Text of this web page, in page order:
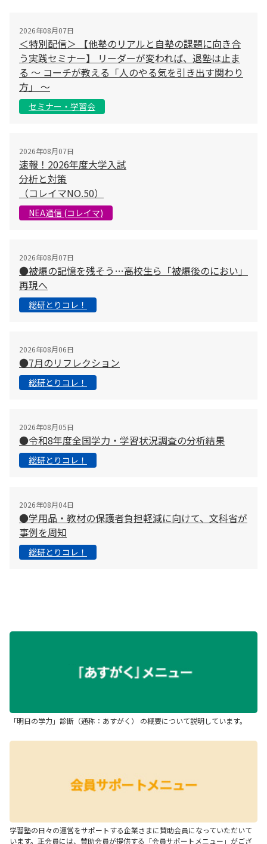
2026年08月07日
＜特別配信＞ 【他塾のリアルと自塾の課題に向き合
う実践セミナー】 リーダーが変われば、退塾は止ま
る 〜 コーチが教える「人のやる気を引き出す関わり
方」 〜
セミナー・学習会
2026年08月07日
速報！2026年度大学入試
分析と対策
（コレイマNO.50）
NEA通信 (コレイマ)
2026年08月07日
●被爆の記憶を残そう…高校生ら「被爆後のにおい」
再現へ
総研とりコレ！
2026年08月06日
●7月のリフレクション
総研とりコレ！
2026年08月05日
●令和8年度全国学力・学習状況調査の分析結果
総研とりコレ！
2026年08月04日
●学用品・教材の保護者負担軽減に向けて、文科省が
事例を周知
総研とりコレ！
「明日の学力」診断（通称：あすがく） の概要について説明しています。
学習塾の日々の運営をサポートする企業さまに賛助会員になっていただいて
います。正会員には、賛助会員が提供する「会員サポートメニュー」がござ